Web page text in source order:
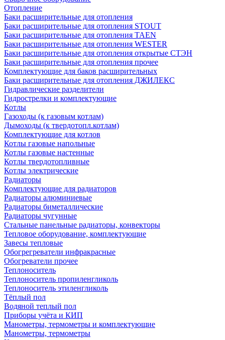
Отопление
Баки расширительные для отопления
Баки расширительные для отопления STOUT
Баки расширительные для отопления TAEN
Баки расширительные для отопления WESTER
Баки расширительные для отопления открытые СТЭН
Баки расширительные для отопления прочее
Комплектующие для баков расширительных
Баки расширительные для отопления ДЖИЛЕКС
Гидравлические разделители
Гидрострелки и комплектующие
Котлы
Газоходы (к газовым котлам)
Дымоходы (к твердотопл.котлам)
Комплектующие для котлов
Котлы газовые напольные
Котлы газовые настенные
Котлы твердотопливные
Котлы электрические
Радиаторы
Комплектующие для радиаторов
Радиаторы алюминиевые
Радиаторы биметаллические
Радиаторы чугунные
Стальные панельные радиаторы, конвекторы
Тепловое оборудование, комплектующие
Завесы тепловые
Обогрегреватели инфракрасные
Обогреватели прочее
Теплоноситель
Теплоноситель пропиленгликоль
Теплоноситель этиленгликоль
Тёплый пол
Водяной теплый пол
Приборы учёта и КИП
Манометры, термометры и комплектующие
Манометры, термометры